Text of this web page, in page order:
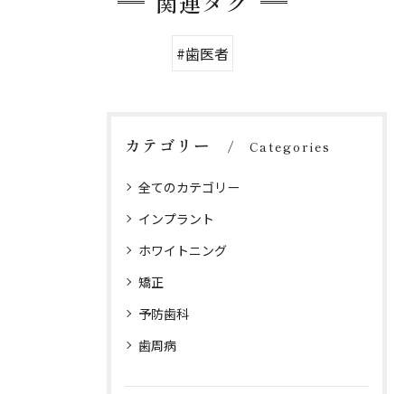
#歯医者
カテゴリー Categories
全てのカテゴリー
インプラント
ホワイトニング
矯正
予防歯科
歯周病